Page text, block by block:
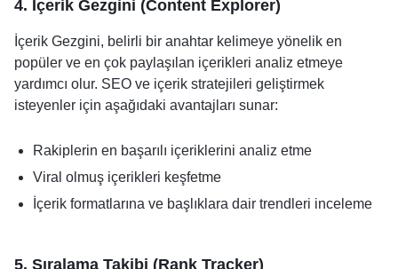
4. İçerik Gezgini (Content Explorer)
İçerik Gezgini, belirli bir anahtar kelimeye yönelik en
popüler ve en çok paylaşılan içerikleri analiz etmeye
yardımcı olur. SEO ve içerik stratejileri geliştirmek
isteyenler için aşağıdaki avantajları sunar:
Rakiplerin en başarılı içeriklerini analiz etme
Viral olmuş içerikleri keşfetme
İçerik formatlarına ve başlıklara dair trendleri inceleme
5. Sıralama Takibi (Rank Tracker)